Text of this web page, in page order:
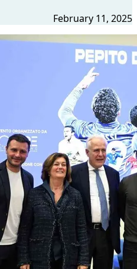
February 11, 2025